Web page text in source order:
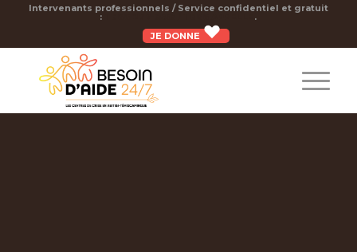
Intervenants professionnels / Service confidentiel et gratuit
:
.
JE DONNE